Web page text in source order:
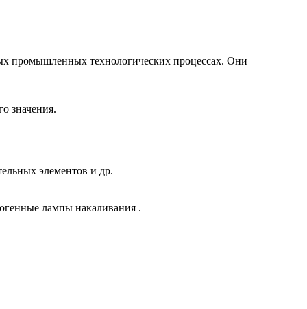
промышленных технологических процессах. Они
значения.
элементов и др.
лампы накаливания .